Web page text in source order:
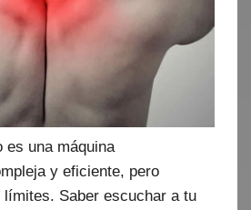
es una máquina
y eficiente, pero
Saber escuchar a tu